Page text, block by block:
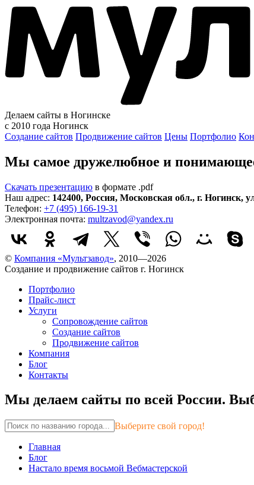
Делаем сайты в Ногинске
с 2010 года Ногинск
Создание сайтов Продвижение сайтов Цены Портфолио
Мы самое дружелюбное и
Скачать презентацию в формате .pdf
Наш адрес: 142400, Россия, Московская обл., г. Ногинск,
Телефон: +7 (495) 166-19-31
Электронная почта: multzavod@yandex.ru
© Компания «Мультзавод», 2010—2026
Создание и продвижение сайтов г. Ногинск
Портфолио
Прайс-лист
Услуги
Сопровождение сайтов
Создание сайтов
Продвижение сайтов
Компания
Блог
Контакты
Мы делаем сайты по всей России.
Выберите свой город!
Главная
Блог
Настало время восьмой Вебмастерской